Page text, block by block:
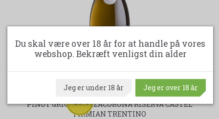
-13%
PINOT GRIGIO MEZZACORONA RISERVA CASTEL
FIRMIAN TRENTINO
Du skal være over 18 år for at handle på vores
webshop. Bekræft venligst din alder
Jeg er under 18 år Jeg er over 18 år